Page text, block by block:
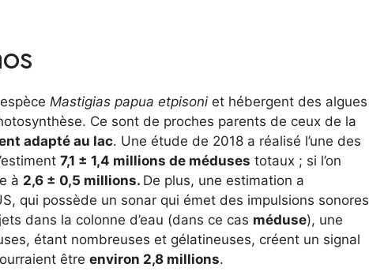
Mastigias papua etpisoni et hébergent des algues
Ce sont de proches parents de ceux de la
adapté au lac. Une étude de 2018 a réalisé l’une des
7,1 ± 1,4 millions de méduses totaux ; si l’on
à 2,6 ± 0,5 millions. De plus, une estimation a
qui possède un sonar qui émet des impulsions sonores
dans la colonne d’eau (dans ce cas méduse), une
étant nombreuses et gélatineuses, créent un signal
être environ 2,8 millions.